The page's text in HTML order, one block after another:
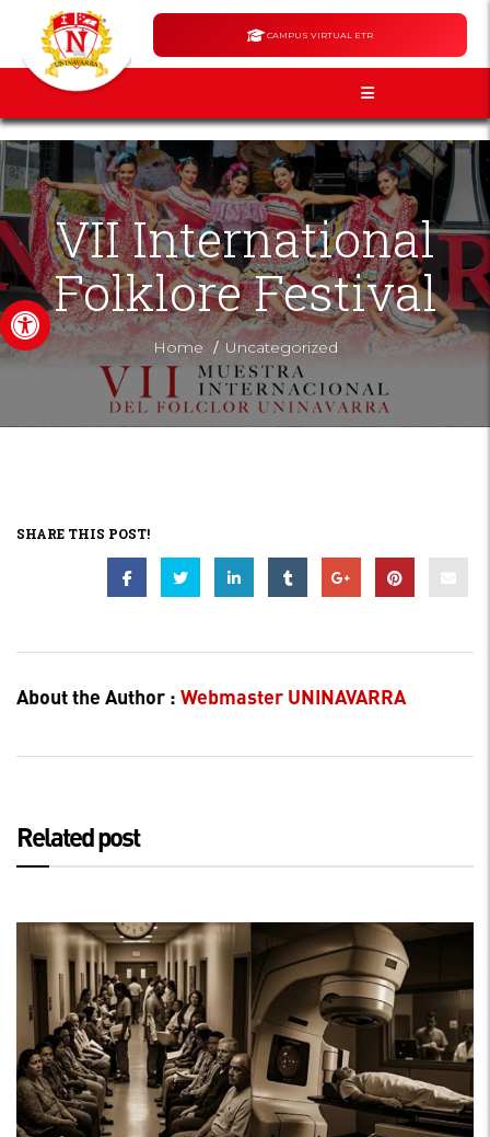
Open toolbar
CAMPUS VIRTUAL ETR
VII International
Folklore Festival
Home/ Uncategorized
SHARE THIS POST!
About the Author : Webmaster UNINAVARRA
Related post